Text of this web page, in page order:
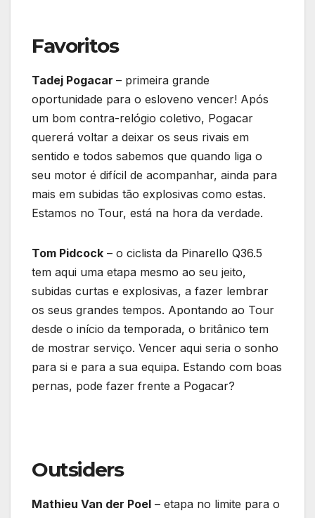
Favoritos
Tadej Pogacar – primeira grande
oportunidade para o esloveno vencer! Após
um bom contra-relógio coletivo, Pogacar
quererá voltar a deixar os seus rivais em
sentido e todos sabemos que quando liga o
seu motor é difícil de acompanhar, ainda para
mais em subidas tão explosivas como estas.
Estamos no Tour, está na hora da verdade.
Tom Pidcock – o ciclista da Pinarello Q36.5
tem aqui uma etapa mesmo ao seu jeito,
subidas curtas e explosivas, a fazer lembrar
os seus grandes tempos. Apontando ao Tour
desde o início da temporada, o britânico tem
de mostrar serviço. Vencer aqui seria o sonho
para si e para a sua equipa. Estando com boas
pernas, pode fazer frente a Pogacar?
Outsiders
Mathieu Van der Poel – etapa no limite para o